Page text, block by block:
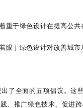
重于绿色设计在提高公
眼于绿色设计对改善城
了全面的五项倡议。
、推广绿色技术、促进